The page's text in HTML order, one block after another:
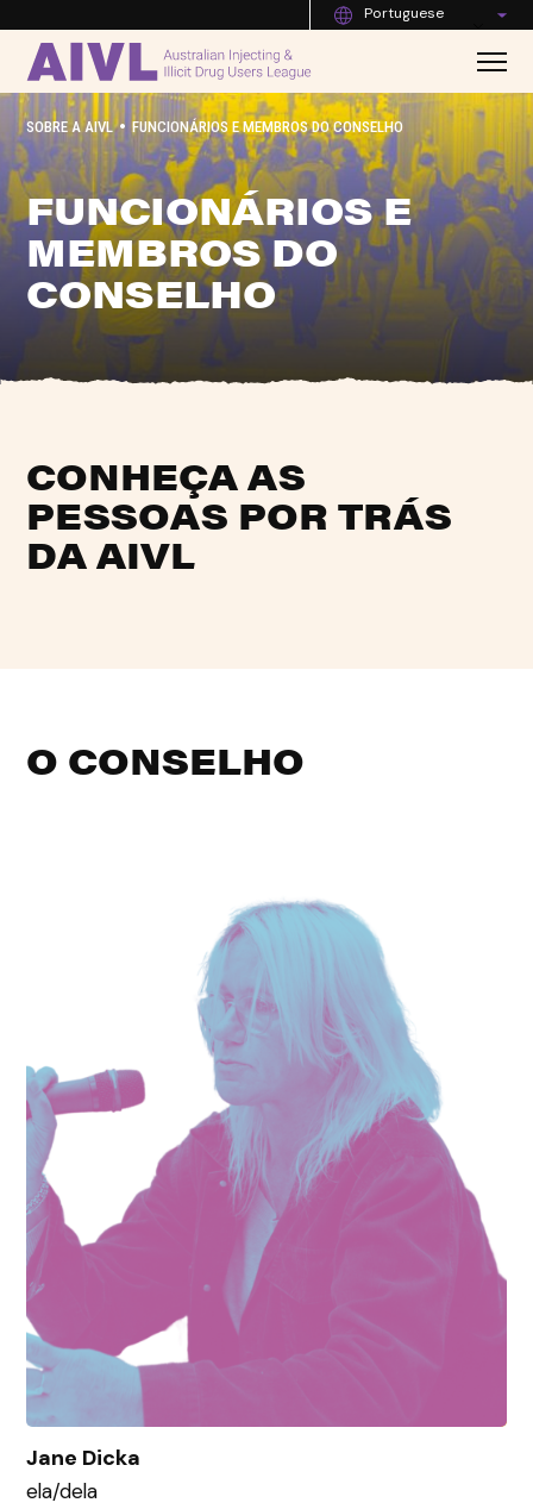
Portuguese
SOBRE A AIVL • FUNCIONÁRIOS E MEMBROS DO CONSELHO
FUNCIONÁRIOS E
MEMBROS DO
CONSELHO
CONHEÇA AS
PESSOAS POR TRÁS
DA AIVL
O CONSELHO
Jane Dicka
ela/dela